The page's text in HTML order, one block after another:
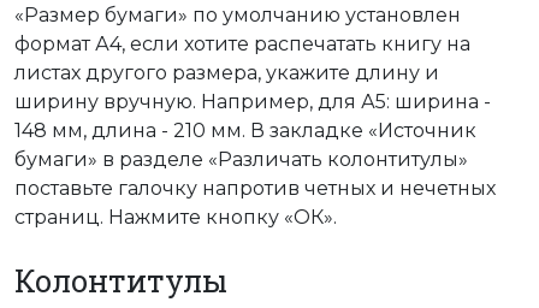
«Размер бумаги» по умолчанию установлен
формат А4, если хотите распечатать книгу на
листах другого размера, укажите длину и
ширину вручную. Например, для А5: ширина -
148 мм, длина - 210 мм. В закладке «Источник
бумаги» в разделе «Различать колонтитулы»
поставьте галочку напротив четных и нечетных
страниц. Нажмите кнопку «ОК».
Колонтитулы